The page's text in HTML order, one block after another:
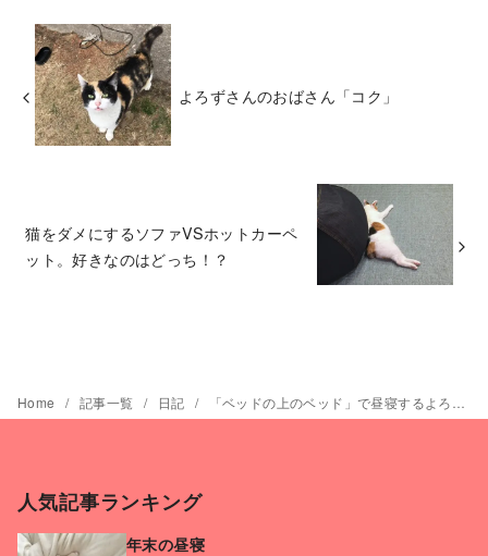
よろずさんのおばさん「コク」
猫をダメにするソファVSホットカーペ
ット。好きなのはどっち！？
Home 記事一覧 日記 「ベッドの上のベッド」で昼寝するよろずさん
人気記事ランキング
年末の昼寝